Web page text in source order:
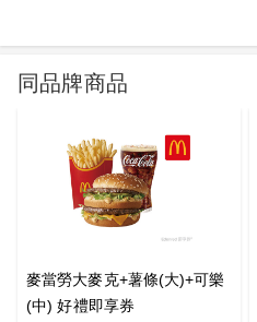
同品牌商品
麥當勞大麥克+薯條(大)+可樂
(中) 好禮即享券